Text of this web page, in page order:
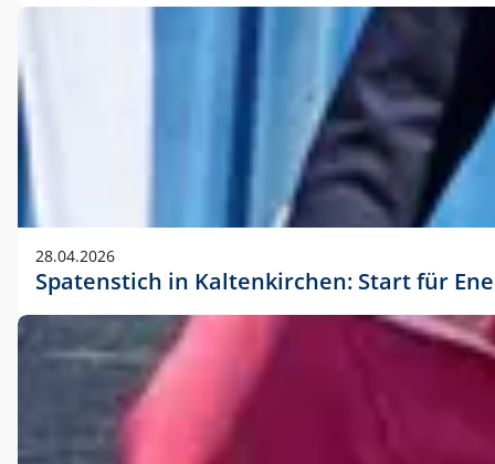
28.04.2026
Spatenstich in Kaltenkirchen: Start für